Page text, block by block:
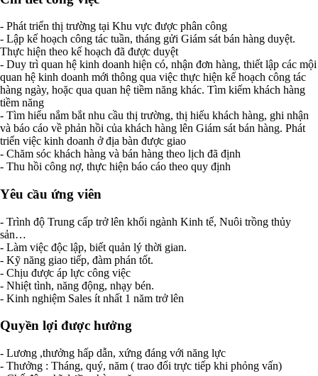
- Phát triển thị trường tại Khu vực được phân công
- Lập kế hoạch công tác tuần, tháng gửi Giám sát bán hàng duyệt.
Thực hiện theo kế hoạch đã được duyệt
- Duy trì quan hệ kinh doanh hiện có, nhận đơn hàng, thiết lập các mội
quan hệ kinh doanh mới thông qua việc thực hiện kế hoạch công tác
hàng ngày, hoặc qua quan hệ tiềm năng khác. Tìm kiếm khách hàng
tiềm năng
- Tìm hiểu nắm bắt nhu cầu thị trường, thị hiếu khách hàng, ghi nhận
và báo cáo về phản hồi của khách hàng lên Giám sát bán hàng. Phát
triển việc kinh doanh ở địa bàn được giao
- Chăm sóc khách hàng và bán hàng theo lịch đã định
- Thu hồi công nợ, thực hiện báo cáo theo quy định
Yêu cầu ứng viên
- Trình độ Trung cấp trở lên khối ngành Kinh tế, Nuôi trồng thủy
sản…
- Làm việc độc lập, biết quản lý thời gian.
- Kỹ năng giao tiếp, đàm phán tốt.
- Chịu được áp lực công việc
- Nhiệt tình, năng động, nhạy bén.
- Kinh nghiệm Sales ít nhất 1 năm trở lên
Quyền lợi được hưởng
- Lương ,thưởng hấp dẫn, xứng đáng với năng lực
- Thưởng : Tháng, quý, năm ( trao đổi trực tiếp khi phỏng vấn)